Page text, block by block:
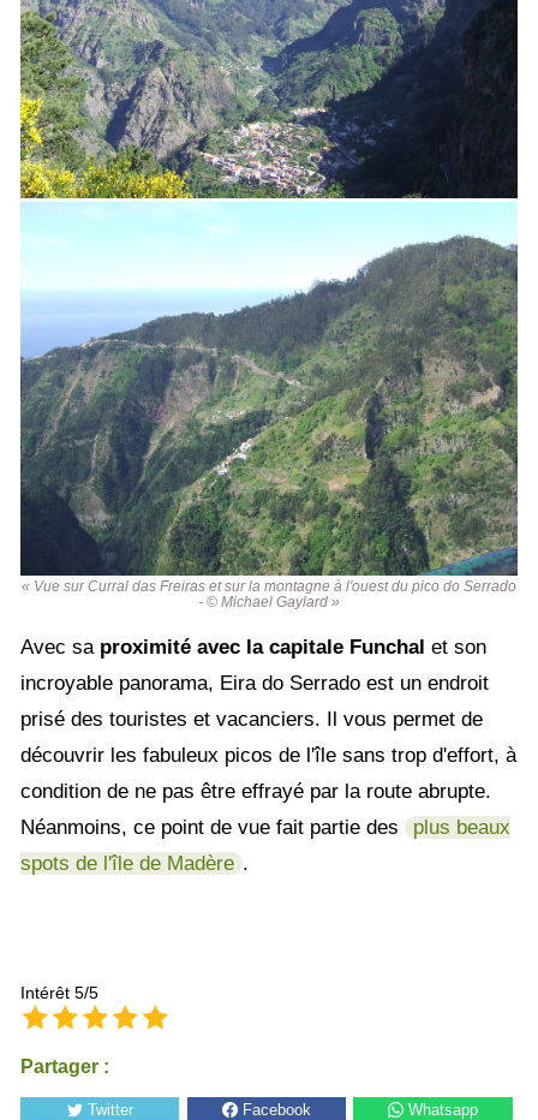
« Vue sur Curral das Freiras et sur la montagne à l'ouest du pico do Serrado
- © Michael Gaylard »
Avec sa proximité avec la capitale Funchal et son
incroyable panorama, Eira do Serrado est un endroit
prisé des touristes et vacanciers. Il vous permet de
découvrir les fabuleux picos de l'île sans trop d'effort, à
condition de ne pas être effrayé par la route abrupte.
Néanmoins, ce point de vue fait partie des
plus beaux
spots de l'île de Madère .
Intérêt 5/5
Partager :
Twitter Facebook Whatsapp